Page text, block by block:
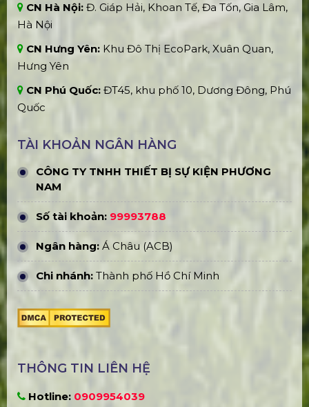
CN Hà Nội: Đ. Giáp Hải, Khoan Tế, Đa Tốn, Gia Lâm,
Hà Nội
CN Hưng Yên: Khu Đô Thị EcoPark, Xuân Quan,
Hưng Yên
CN Phú Quốc: ĐT45, khu phố 10, Dương Đông, Phú
Quốc
TÀI KHOẢN NGÂN HÀNG
CÔNG TY TNHH THIẾT BỊ SỰ KIỆN PHƯƠNG
NAM
Số tài khoản: 99993788
Ngân hàng: Á Châu (ACB)
Chi nhánh: Thành phố Hồ Chí Minh
THÔNG TIN LIÊN HỆ
Hotline: 0909954039